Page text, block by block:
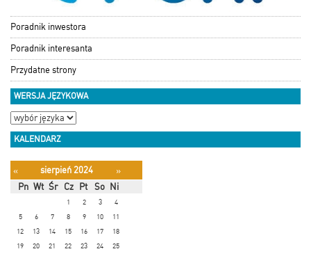
Poradnik inwestora
Poradnik interesanta
Przydatne strony
WERSJA JĘZYKOWA
KALENDARZ
« sierpień 2024
»
Pn Wt Śr Cz Pt So Ni
1 2 3
4
5
6 7 8 9 10
11
12
13 14 15 16 17
18
19
20 21 22 23 24 25